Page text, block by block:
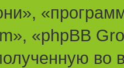
«phpBB
во